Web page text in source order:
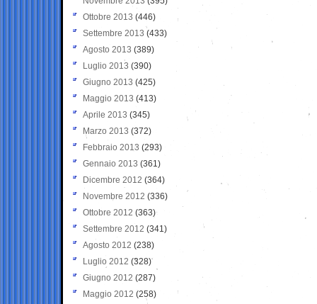
Ottobre 2013 (446)
Settembre 2013 (433)
Agosto 2013 (389)
Luglio 2013 (390)
Giugno 2013 (425)
Maggio 2013 (413)
Aprile 2013 (345)
Marzo 2013 (372)
Febbraio 2013 (293)
Gennaio 2013 (361)
Dicembre 2012 (364)
Novembre 2012 (336)
Ottobre 2012 (363)
Settembre 2012 (341)
Agosto 2012 (238)
Luglio 2012 (328)
Giugno 2012 (287)
Maggio 2012 (258)